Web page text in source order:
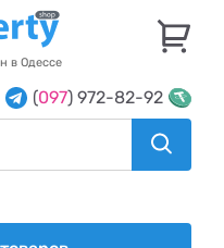
в Одессе
(097) 972-82-92